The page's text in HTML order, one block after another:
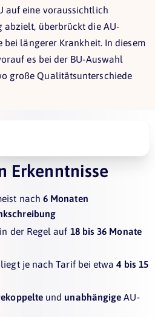
auf eine voraussichtlich
abzielt, überbrückt die AU-
bei längerer Krankheit. In diesem
es bei der BU-Auswahl
große Qualitätsunterschiede
Erkenntnisse
nach6 Monaten
der Regel auf 18 bis 36 Monate
je nach Tarif bei etwa4 bis 15
und unabhängige AU-